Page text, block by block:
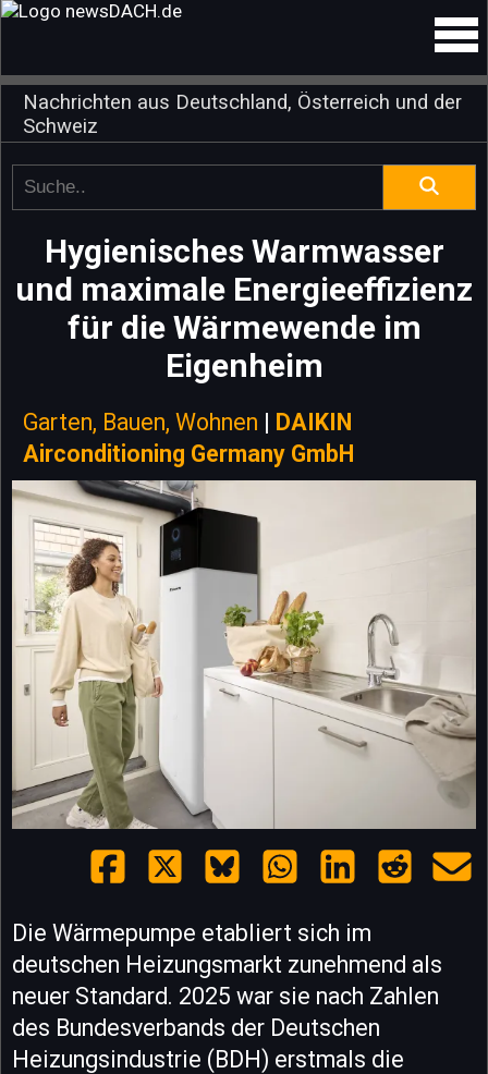
Nachrichten aus Deutschland, Österreich und der
Schweiz
Hygienisches Warmwasser
und maximale Energieeffizienz
für die Wärmewende im
Eigenheim
Garten, Bauen, Wohnen | DAIKIN
Airconditioning Germany GmbH
Die Wärmepumpe etabliert sich im
deutschen Heizungsmarkt zunehmend als
neuer Standard. 2025 war sie nach Zahlen
des Bundesverbands der Deutschen
Heizungsindustrie (BDH) erstmals die